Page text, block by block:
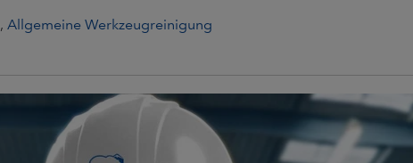
, Allgemeine Werkzeugreinigung